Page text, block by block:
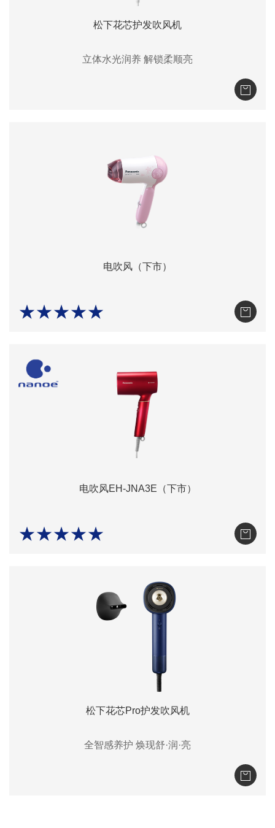
松下花芯护发吹风机
立体水光润养 解锁柔顺亮
电吹风（下市）
★★★★★
电吹风EH-JNA3E（下市）
★★★★★
松下花芯Pro护发吹风机
全智感养护 焕现舒·润·亮